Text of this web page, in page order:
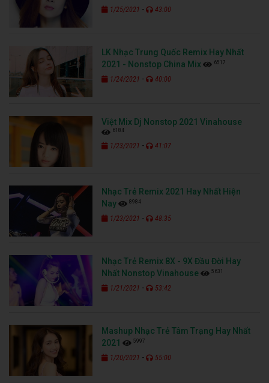
1/25/2021 - 43:00
LK Nhạc Trung Quốc Remix Hay Nhất
2021 - Nonstop China Mix
6517
1/24/2021 - 40:00
Việt Mix Dj Nonstop 2021 Vinahouse
6184
1/23/2021 - 41:07
Nhạc Trẻ Remix 2021 Hay Nhất Hiện
Nay
8984
1/23/2021 - 48:35
Nhạc Trẻ Remix 8X - 9X Đầu Đời Hay
Nhất Nonstop Vinahouse
5631
1/21/2021 - 53:42
Mashup Nhạc Trẻ Tâm Trạng Hay Nhất
2021
5997
1/20/2021 - 55:00